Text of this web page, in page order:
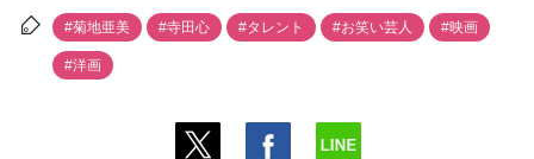
#菊地亜美 #寺田心 #タレント #お笑い芸人 #映画
#洋画